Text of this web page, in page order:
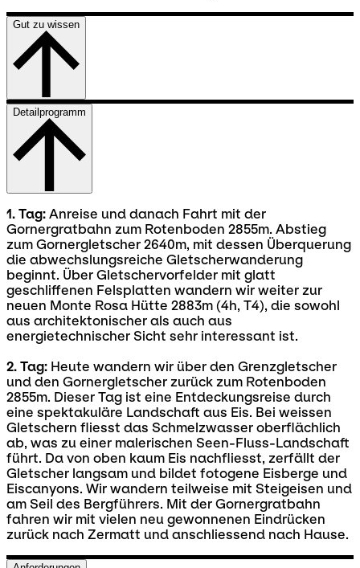
Gut zu wissen
Detailprogramm
1. Tag: Anreise und danach Fahrt mit der
Gornergratbahn zum Rotenboden 2855m. Abstieg
zum Gornergletscher 2640m, mit dessen Überquerung
die abwechslungsreiche Gletscherwanderung
beginnt. Über Gletschervorfelder mit glatt
geschliffenen Felsplatten wandern wir weiter zur
neuen Monte Rosa Hütte 2883m (4h, T4), die sowohl
aus architektonischer als auch aus
energietechnischer Sicht sehr interessant ist.
2. Tag: Heute wandern wir über den Grenzgletscher
und den Gornergletscher zurück zum Rotenboden
2855m. Dieser Tag ist eine Entdeckungsreise durch
eine spektakuläre Landschaft aus Eis. Bei weissen
Gletschern fliesst das Schmelzwasser oberflächlich
ab, was zu einer malerischen Seen-Fluss-Landschaft
führt. Da von oben kaum Eis nachfliesst, zerfällt der
Gletscher langsam und bildet fotogene Eisberge und
Eiscanyons. Wir wandern teilweise mit Steigeisen und
am Seil des Bergführers. Mit der Gornergratbahn
fahren wir mit vielen neu gewonnenen Eindrücken
zurück nach Zermatt und anschliessend nach Hause.